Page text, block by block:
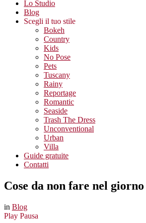
Lo Studio
Blog
Scegli il tuo stile
Bokeh
Country
Kids
No Pose
Pets
Tuscany
Rainy
Reportage
Romantic
Seaside
Trash The Dress
Unconventional
Urban
Villa
Guide gratuite
Contatti
Cose da non fare nel
in Blog
Play Pausa